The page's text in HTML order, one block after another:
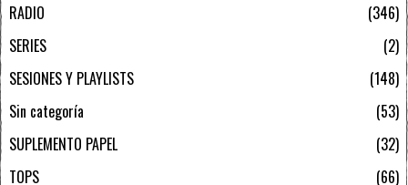
RADIO
346
SERIES
2
SESIONES Y PLAYLISTS
148
Sin categoría
53
SUPLEMENTO PAPEL
32
TOPS
66